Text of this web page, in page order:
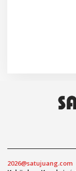
2026@satujuang.com